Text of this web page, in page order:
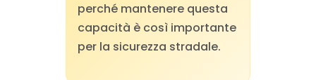
perché mantenere questa
capacità è così importante
per la sicurezza stradale.